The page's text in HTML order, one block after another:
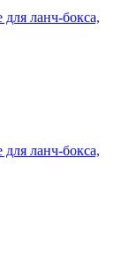
ланч-бокса,
ланч-бокса,